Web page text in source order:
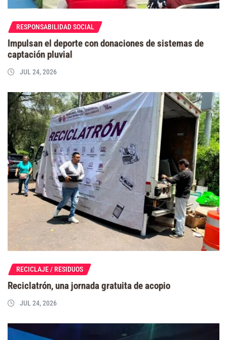
RESPONSABILIDAD SOCIAL
Impulsan el deporte con donaciones de sistemas de
captación pluvial
JUL 24, 2026
RECICLAJE / RESIDUOS
Reciclatrón, una jornada gratuita de acopio
JUL 24, 2026